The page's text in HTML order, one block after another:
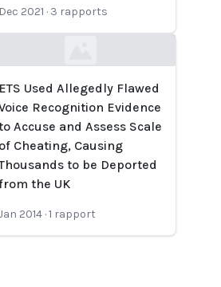
Dec 2021 · 3 rapports
ETS Used Allegedly Flawed
Recognition Evidence
Accuse and Assess Scale
of Cheating, Causing
to be Deported
the UK
2014 ·1 rapport